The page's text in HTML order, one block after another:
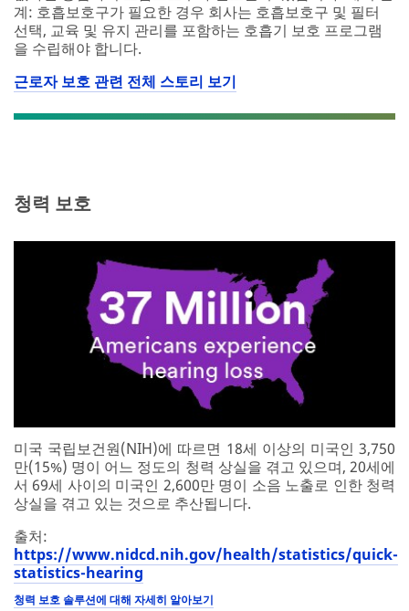
계: 호흡보호구가 필요한 경우 회사는 호흡보호구 및 필터
선택, 교육 및 유지 관리를 포함하는 호흡기 보호 프로그램
을 수립해야 합니다.
근로자 보호 관련 전체 스토리 보기
청력 보호
미국 국립보건원(NIH)에 따르면 18세 이상의 미국인 3,750
만(15%) 명이 어느 정도의 청력 상실을 겪고 있으며, 20세에
서 69세 사이의 미국인 2,600만 명이 소음 노출로 인한 청력
상실을 겪고 있는 것으로 추산됩니다.
출처:
https://www.nidcd.nih.gov/health/statistics/quick-
statistics-hearing
청력 보호 솔루션에 대해 자세히 알아보기